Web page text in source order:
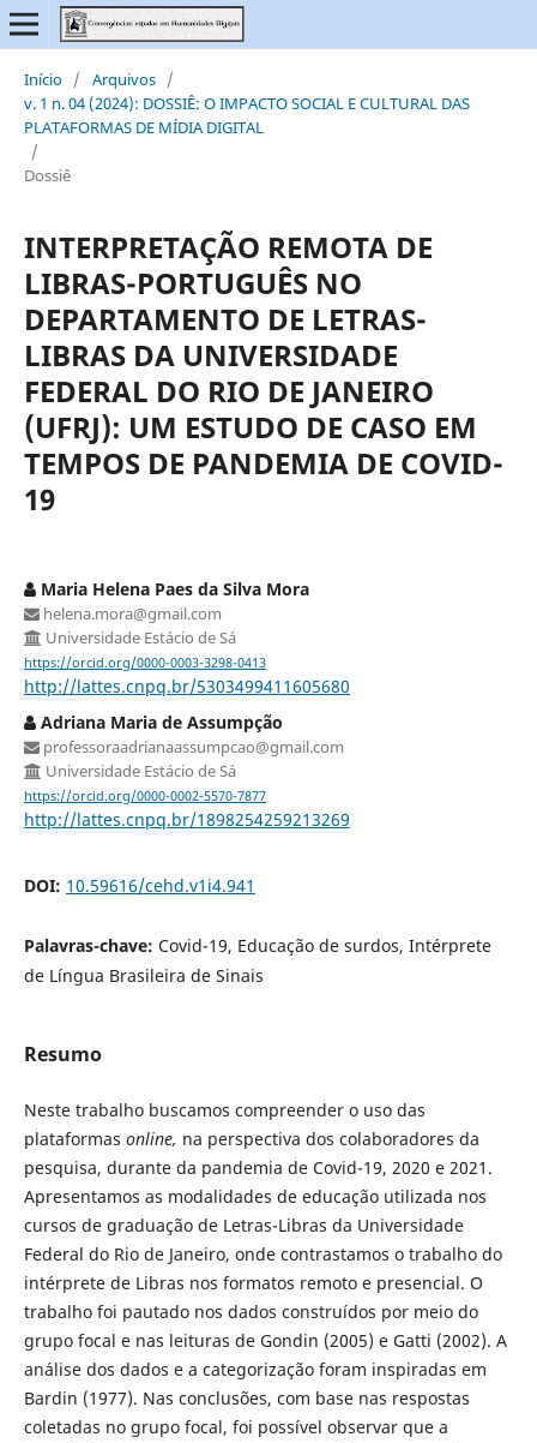
Início / Arquivos /
v. 1 n. 04 (2024): DOSSIÊ: O IMPACTO SOCIAL E CULTURAL DAS
PLATAFORMAS DE MÍDIA DIGITAL
/
Dossiê
INTERPRETAÇÃO REMOTA DE
LIBRAS-PORTUGUÊS NO
DEPARTAMENTO DE LETRAS-
LIBRAS DA UNIVERSIDADE
FEDERAL DO RIO DE JANEIRO
(UFRJ): UM ESTUDO DE CASO EM
TEMPOS DE PANDEMIA DE COVID-
19
Maria Helena Paes da Silva Mora
helena.mora@gmail.com
Universidade Estácio de Sá
https://orcid.org/0000-0003-3298-0413
http://lattes.cnpq.br/5303499411605680
Adriana Maria de Assumpção
professoraadrianaassumpcao@gmail.com
Universidade Estácio de Sá
https://orcid.org/0000-0002-5570-7877
http://lattes.cnpq.br/1898254259213269
DOI: 10.59616/cehd.v1i4.941
Palavras-chave: Covid-19, Educação de surdos, Intérprete
de Língua Brasileira de Sinais
Resumo
Neste trabalho buscamos compreender o uso das
plataformas online, na perspectiva dos colaboradores da
pesquisa, durante da pandemia de Covid-19, 2020 e 2021.
Apresentamos as modalidades de educação utilizada nos
cursos de graduação de Letras-Libras da Universidade
Federal do Rio de Janeiro, onde contrastamos o trabalho do
intérprete de Libras nos formatos remoto e presencial. O
trabalho foi pautado nos dados construídos por meio do
grupo focal e nas leituras de Gondin (2005) e Gatti (2002). A
análise dos dados e a categorização foram inspiradas em
Bardin (1977). Nas conclusões, com base nas respostas
coletadas no grupo focal, foi possível observar que a